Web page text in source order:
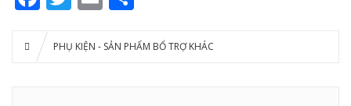
PHỤ KIỆN - SẢN PHẨM BỔ TRỢ KHÁC